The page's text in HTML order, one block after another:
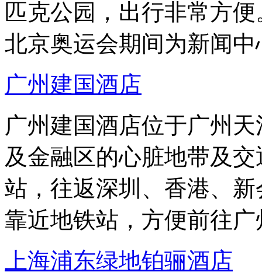
匹克公园，出行非常方
北京奥运会期间为新闻
广州建国酒店
广州建国酒店位于广州
及金融区的心脏地带及
站，往返深圳、香港、
靠近地铁站，方便前往
上海浦东绿地铂骊酒店